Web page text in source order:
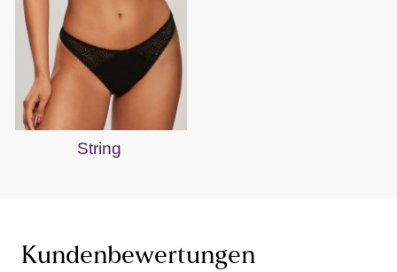
String
Kundenbewertungen